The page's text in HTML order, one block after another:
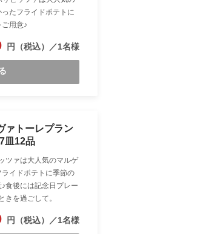
たフライドポテトに
用意♪
ァトーレプラン
皿12品
ツァは大人気のマルゲ
イドポテトに季節の
食後には記念日プレー
を過ごして。